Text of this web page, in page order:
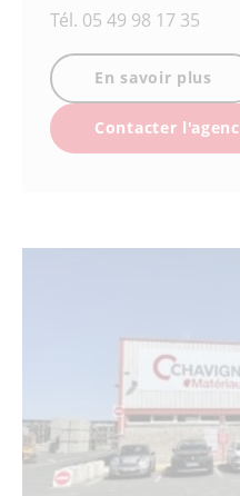
Tél. 05 49 98 17 35
En savoir plus
Contacter